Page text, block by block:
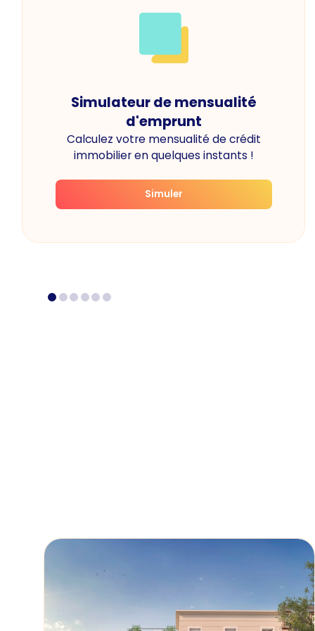
Simulateur de mensualité
d'emprunt
Calculez votre mensualité de crédit
immobilier en quelques instants !
Simuler